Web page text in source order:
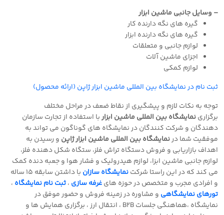
– وسایل جانبی ماشین ابزار
گیره های نگه دارنده کار
گیره های نگه دارنده ابزار
لوازم جانبی و متعلقات
اجزای ماشین آلات
لوازم کمکی
ثبت نام در نمایشگاه بین المللی ماشین ابزار ژاپن (ارائه محصول)
توجه به نکات لازم و پیشگیری از نقاط ضعف در مراحل مختلف
برگزارینمایشگاه بین المللی ماشین ابزاربا استفاده از تجارت سازمان
دهندگان و شرکت کنندگان در نمایشگاه های گوناگون می تواند به
موفقیت شما درنمایشگاه بین المللی ماشین ابزار ژاپن و رسیدن به
اهداف بازاریابی و فروشدستگاه تراش فلز، ستگاه شکل دهنده فلز،
لوازم جانبی ماشین ابزا، لوازم هیدرولیک و فشار هوا و جعبه دنده کمک
می کند که در این راستا شرکتنمایشگاه سازان
با داشتن سابقه 15 ساله
و افرادی مجرب و متخصص در حوزه هایغرفه سازی ،ثبت نام نمایشگاه ،
تورهای نمایشگاهی و مشاوره در زمینه فروش و حضور موفق در
نمایشگاه ،هماهنگی جلسات
، انتقال ارز ، برگزاری همایش ها و